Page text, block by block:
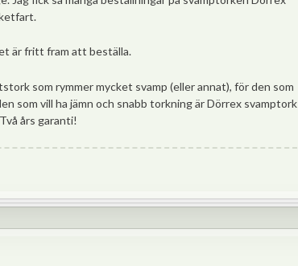
är fritt fram att beställa.
som rymmer mycket svamp (eller annat), för den som
som vill ha jämn och snabb torkning är Dörrex svamptork
års garanti!